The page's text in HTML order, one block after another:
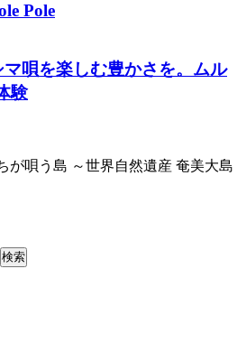
Pole
唄を楽しむ豊かさを。ムル
験
が唄う島 ～世界自然遺産 奄美大島
検索